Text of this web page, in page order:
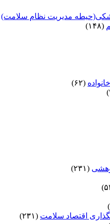
مدیریت نظام سلامت)
(۱۴۸)
(۶۲)
(۲۳۱)
اقتصاد سلامت (۲۳۱)